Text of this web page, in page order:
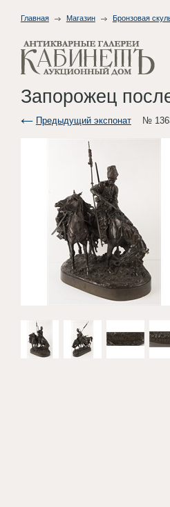
Главная Магазин Бронзовая
Запорожец
Предыдущий экспонат№